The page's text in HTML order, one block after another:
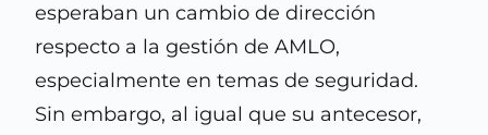
esperaban un cambio de dirección
respecto a la gestión de AMLO,
especialmente en temas de seguridad.
Sin embargo, al igual que su antecesor,